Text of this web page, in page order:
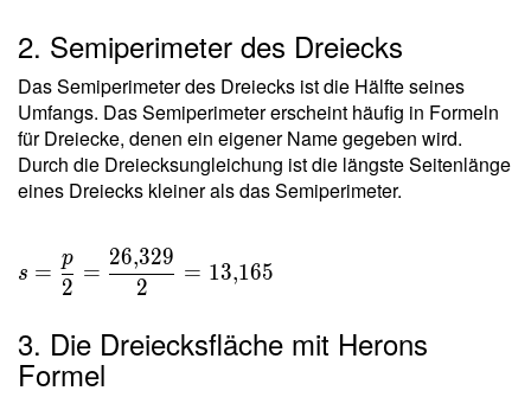
= 26{,}329
2. Semiperimeter des Dreiecks
Das Semiperimeter des Dreiecks ist die Hälfte seines
Umfangs. Das Semiperimeter erscheint häufig in Formeln
für Dreiecke, denen ein eigener Name gegeben wird.
Durch die Dreiecksungleichung ist die längste Seitenlänge
eines Dreiecks kleiner als das Semiperimeter.
\dfrac{
=
\dfrac{
s =
2
p
=
2
26,329
= 13,165
3. Die Dreiecksfläche mit Herons
Formel